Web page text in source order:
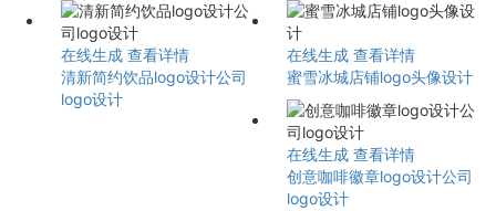
在线生成 查看详情
清新简约饮品logo设计公司
logo设计
在线生成 查看详情
蜜雪冰城店铺logo头像设计
在线生成 查看详情
创意咖啡徽章logo设计公司
logo设计